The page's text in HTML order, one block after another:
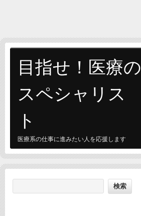
目指せ！医療の
スペシャリス
ト
医療系の仕事に進みたい人を応援します